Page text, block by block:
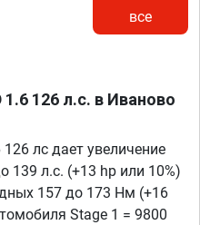
все
126 л.с. в Иваново
лс дает увеличение
139 л.с. (+13 hp или 10%)
157 до 173 Нм (+16
Stage 1 = 9800